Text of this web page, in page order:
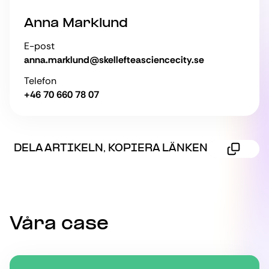
Anna Marklund
E-post
anna.marklund@skellefteasciencecity.se
Telefon
+46 70 660 78 07
DELA ARTIKELN, KOPIERA LÄNKEN
Våra case